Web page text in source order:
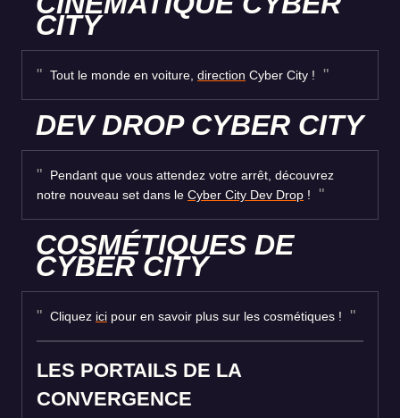
CITY
Tout le monde en voiture, direction Cyber City !
DEV DROP CYBER CITY
Pendant que vous attendez votre arrêt, découvrez
notre nouveau set dans le Cyber City Dev Drop !
COSMÉTIQUES DE
CYBER CITY
Cliquez ici pour en savoir plus sur les cosmétiques !
LES PORTAILS DE LA
CONVERGENCE